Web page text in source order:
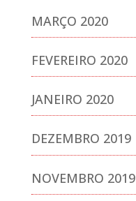
MARÇO 2020
FEVEREIRO 2020
JANEIRO 2020
DEZEMBRO 2019
NOVEMBRO 2019